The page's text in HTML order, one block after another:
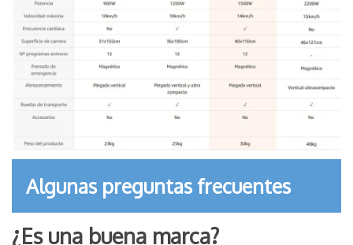
Algunas preguntas frecuentes
¿Es una buena marca?